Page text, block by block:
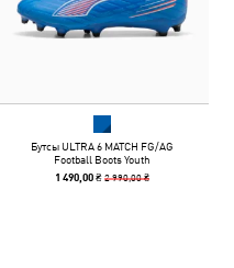
Бутсы ULTRA 6 MATCH FG/AG
Football Boots Youth
1 490,00 ₴2 990,00 ₴